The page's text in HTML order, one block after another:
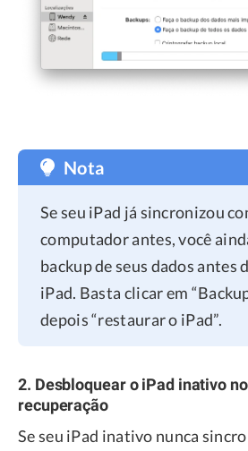
Nota
Se seu iPad já sincronizou
computador antes, você
backup de seus dados antes
iPad. Basta clicar em
depois “restaurar o iPad”.
2. Desbloquear o iPad inativo
recuperação
Se seu iPad inativo nunca